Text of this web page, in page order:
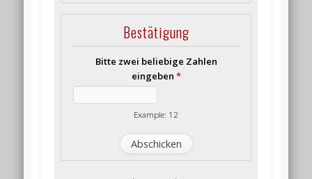
Bestätigung
Bitte zwei beliebige Zahlen
eingeben *
Example: 12